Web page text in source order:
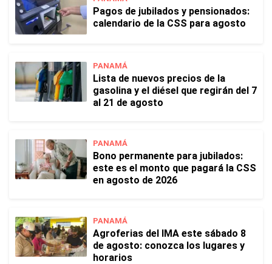
Pagos de jubilados y pensionados:
calendario de la CSS para agosto
PANAMÁ
Lista de nuevos precios de la
gasolina y el diésel que regirán del 7
al 21 de agosto
PANAMÁ
Bono permanente para jubilados:
este es el monto que pagará la CSS
en agosto de 2026
PANAMÁ
Agroferias del IMA este sábado 8
de agosto: conozca los lugares y
horarios